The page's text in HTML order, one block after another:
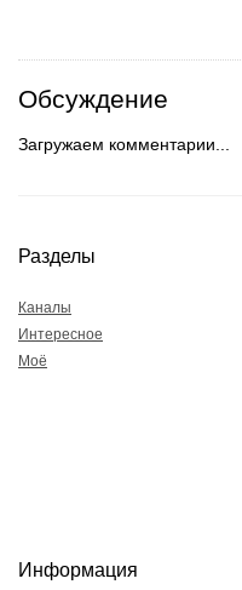
Обсуждение
Загружаем комментарии...
Разделы
Каналы
Интересное
Моё
Информация